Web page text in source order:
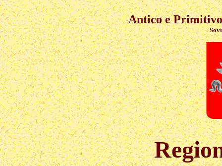
Antico e Primitivo